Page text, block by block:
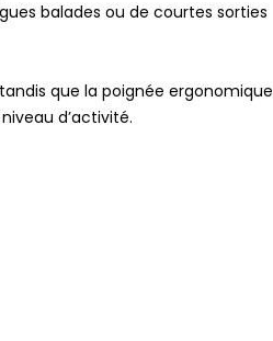
balades ou de courtes sorties
que la poignée ergonomique
d’activité.